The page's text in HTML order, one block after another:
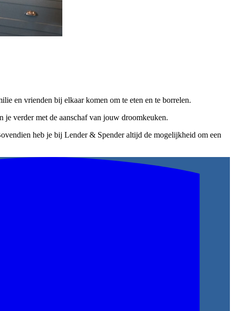
en vrienden bij elkaar komen om te eten en te borrelen.
je verder met de aanschaf van jouw droomkeuken.
heb je bij Lender & Spender altijd de mogelijkheid om een